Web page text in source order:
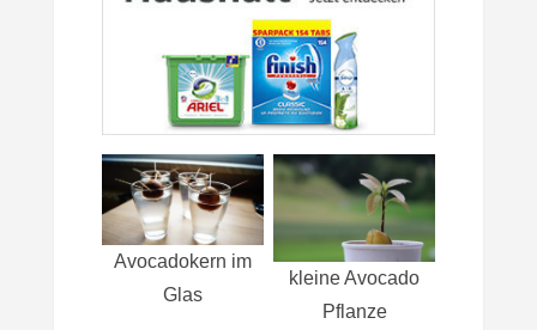
Avocadokern im
Glas
kleine Avocado
Pflanze